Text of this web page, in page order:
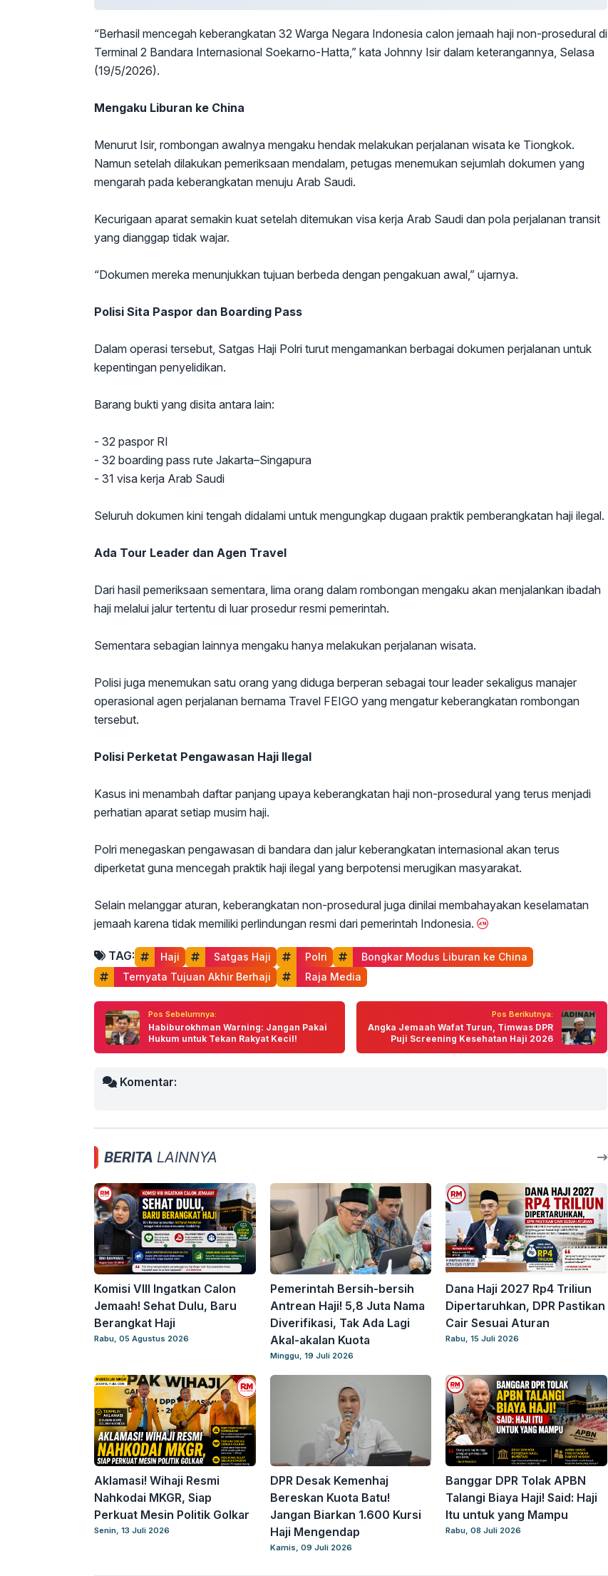
“Berhasil mencegah keberangkatan 32 Warga Negara Indonesia calon jemaah haji non-prosedural di
Terminal 2 Bandara Internasional Soekarno-Hatta,” kata Johnny Isir dalam keterangannya, Selasa
(19/5/2026).
Mengaku Liburan ke China
Menurut Isir, rombongan awalnya mengaku hendak melakukan perjalanan wisata ke Tiongkok.
Namun setelah dilakukan pemeriksaan mendalam, petugas menemukan sejumlah dokumen yang
mengarah pada keberangkatan menuju Arab Saudi.
Kecurigaan aparat semakin kuat setelah ditemukan visa kerja Arab Saudi dan pola perjalanan transit
yang dianggap tidak wajar.
“Dokumen mereka menunjukkan tujuan berbeda dengan pengakuan awal,” ujarnya.
Polisi Sita Paspor dan Boarding Pass
Dalam operasi tersebut, Satgas Haji Polri turut mengamankan berbagai dokumen perjalanan untuk
kepentingan penyelidikan.
Barang bukti yang disita antara lain:
- 32 paspor RI
- 32 boarding pass rute Jakarta–Singapura
- 31 visa kerja Arab Saudi
Seluruh dokumen kini tengah didalami untuk mengungkap dugaan praktik pemberangkatan haji ilegal.
Ada Tour Leader dan Agen Travel
Dari hasil pemeriksaan sementara, lima orang dalam rombongan mengaku akan menjalankan ibadah
haji melalui jalur tertentu di luar prosedur resmi pemerintah.
Sementara sebagian lainnya mengaku hanya melakukan perjalanan wisata.
Polisi juga menemukan satu orang yang diduga berperan sebagai tour leader sekaligus manajer
operasional agen perjalanan bernama Travel FEIGO yang mengatur keberangkatan rombongan
tersebut.
Polisi Perketat Pengawasan Haji Ilegal
Kasus ini menambah daftar panjang upaya keberangkatan haji non-prosedural yang terus menjadi
perhatian aparat setiap musim haji.
Polri menegaskan pengawasan di bandara dan jalur keberangkatan internasional akan terus
diperketat guna mencegah praktik haji ilegal yang berpotensi merugikan masyarakat.
Selain melanggar aturan, keberangkatan non-prosedural juga dinilai membahayakan keselamatan
jemaah karena tidak memiliki perlindungan resmi dari pemerintah Indonesia.
TAG: Haji Satgas Haji Polri
Bongkar Modus Liburan ke China
Ternyata Tujuan Akhir Berhaji
Raja Media
Pos Sebelumnya:
Habiburokhman Warning: Jangan Pakai
Hukum untuk Tekan Rakyat Kecil!
Pos Berikutnya:
Angka Jemaah Wafat Turun, Timwas DPR
Puji Screening Kesehatan Haji 2026
Komentar:
BERITA LAINNYA
Komisi VIII Ingatkan Calon
Jemaah! Sehat Dulu, Baru
Berangkat Haji
Rabu, 05 Agustus 2026
Pemerintah Bersih-bersih
Antrean Haji! 5,8 Juta Nama
Diverifikasi, Tak Ada Lagi
Akal-akalan Kuota
Minggu, 19 Juli 2026
Dana Haji 2027 Rp4 Triliun
Dipertaruhkan, DPR Pastikan
Cair Sesuai Aturan
Rabu, 15 Juli 2026
Aklamasi! Wihaji Resmi
Nahkodai MKGR, Siap
Perkuat Mesin Politik Golkar
Senin, 13 Juli 2026
DPR Desak Kemenhaj
Bereskan Kuota Batu!
Jangan Biarkan 1.600 Kursi
Haji Mengendap
Kamis, 09 Juli 2026
Banggar DPR Tolak APBN
Talangi Biaya Haji! Said: Haji
Itu untuk yang Mampu
Rabu, 08 Juli 2026